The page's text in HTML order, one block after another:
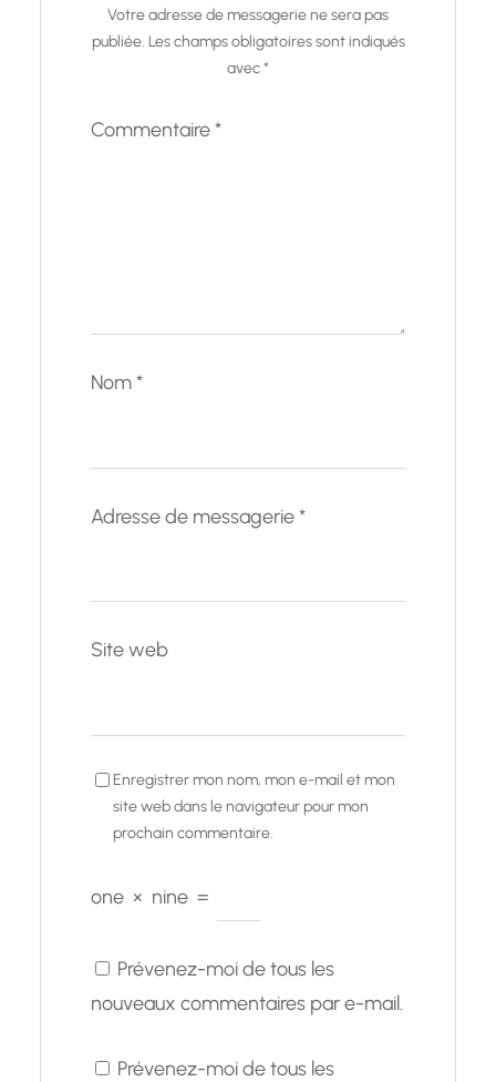
Votre adresse de messagerie ne sera pas
publiée. Les champs obligatoires sont indiqués
avec*
Commentaire*
Nom*
Adresse de messagerie*
Site web
Enregistrer mon nom, mon e-mail et mon
site web dans le navigateur pour mon
prochain commentaire.
one × nine =
Prévenez-moi de tous les
nouveaux commentaires par e-mail.
Prévenez-moi de tous les